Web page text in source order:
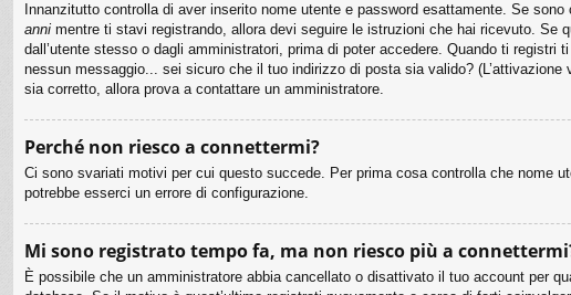
Innanzitutto controlla di aver inserito nome utente e password esattamente. Se
anni mentre ti stavi registrando, allora devi seguire le istruzioni che hai ricevuto.
dall’utente stesso o dagli amministratori, prima di poter accedere. Quando ti
nessun messaggio... sei sicuro che il tuo indirizzo di posta sia valido?
sia corretto, allora prova a contattare un amministratore.
Perché non riesco a connettermi?
Ci sono svariati motivi per cui questo succede. Per prima cosa controlla che nome
potrebbe esserci un errore di configurazione.
Mi sono registrato tempo fa, ma non riesco più a
È possibile che un amministratore abbia cancellato o disattivato il tuo account per